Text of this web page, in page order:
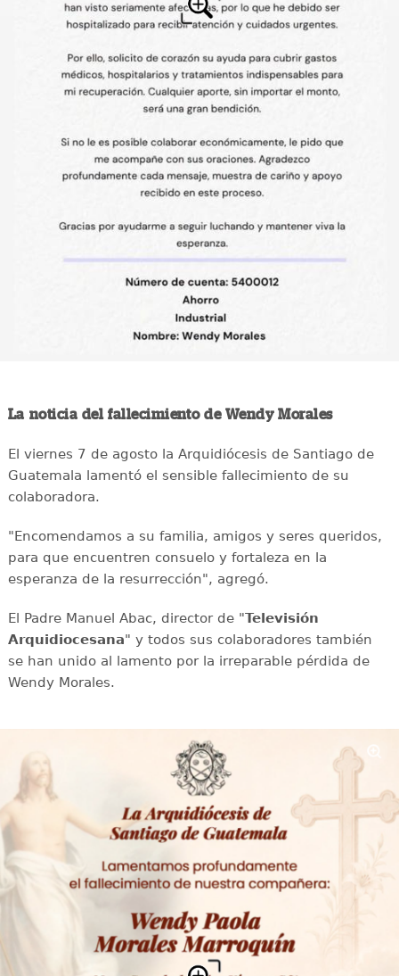
La noticia del fallecimiento de Wendy Morales
El viernes 7 de agosto la Arquidiócesis de Santiago de
Guatemala lamentó el sensible fallecimiento de su
colaboradora.
"Encomendamos a su familia, amigos y seres queridos,
para que encuentren consuelo y fortaleza en la
esperanza de la resurrección", agregó.
El Padre Manuel Abac, director de "Televisión
Arquidiocesana" y todos sus colaboradores también
se han unido al lamento por la irreparable pérdida de
Wendy Morales.